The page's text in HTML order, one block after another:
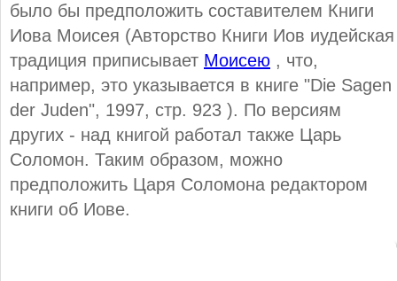
было бы предположить составителем Книги
Иова Моисея (Авторство Книги Иов иудейская
традиция приписывает Моисею , что,
например, это указывается в книге "Die Sagen
der Juden", 1997, стр. 923 ). По версиям
других - над книгой работал также Царь
Соломон. Таким образом, можно
предположить Царя Соломона редактором
книги об Иове.